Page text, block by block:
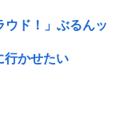
ウド！」ぶるんッ
行かせたい